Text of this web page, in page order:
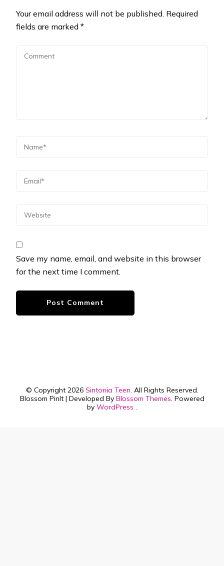
Your email address will not be published. Required
fields are marked *
Save my name, email, and website in this browser
for the next time I comment.
© Copyright 2026 Sintonia Teen. All Rights Reserved.
Blossom PinIt | Developed By Blossom Themes. Powered
by WordPress .